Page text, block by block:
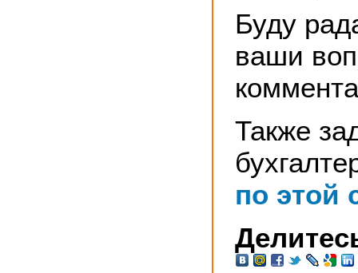
Буду
ваши
Также
по этой